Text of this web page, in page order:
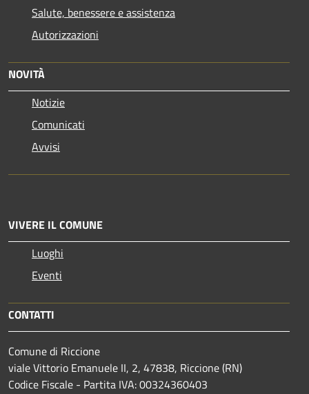
Salute, benessere e assistenza
Autorizzazioni
NOVITÀ
Notizie
Comunicati
Avvisi
VIVERE IL COMUNE
Luoghi
Eventi
CONTATTI
Comune di Riccione
viale Vittorio Emanuele II, 2, 47838, Riccione (RN)
Codice Fiscale - Partita IVA: 00324360403